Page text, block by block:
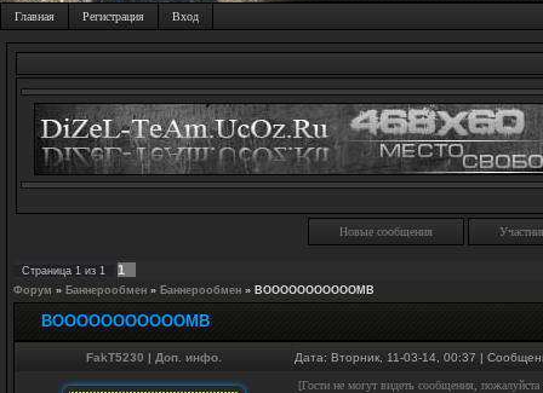
Главная Регистрация Вход
Новые сообщения
Страница 1 из 1 1
Форум » Баннерообмен » Баннерообмен » BOOOOOOOOOOOMB
BOOOOOOOOOOOMB
FakT5230 | Доп. инфо. Дата: Вторник, 11-03-14, 00:37 |
[Гости не могут видеть сообщения, пожалуйста